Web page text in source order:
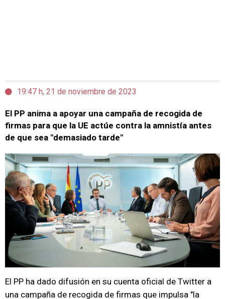
19:47 h, 21 de noviembre de 2023
El PP anima a apoyar una campaña de recogida de
firmas para que la UE actúe contra la amnistía antes
de que sea "demasiado tarde"
El PP ha dado difusión en su cuenta oficial de Twitter a
una campaña de recogida de firmas que impulsa "la